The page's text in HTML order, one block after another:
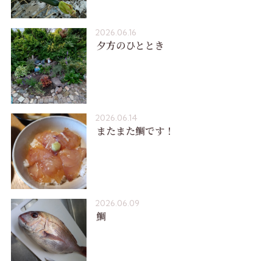
2026.06.16
夕方のひととき
2026.06.14
またまた鯛です！
2026.06.09
鯛